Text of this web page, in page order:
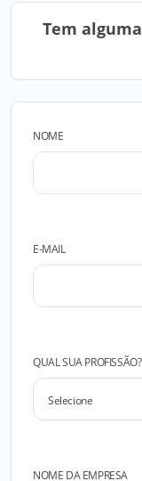
Tem
NOME
E-MAIL
QUAL SUA PROFISSÃO?
NOME DA EMPRESA